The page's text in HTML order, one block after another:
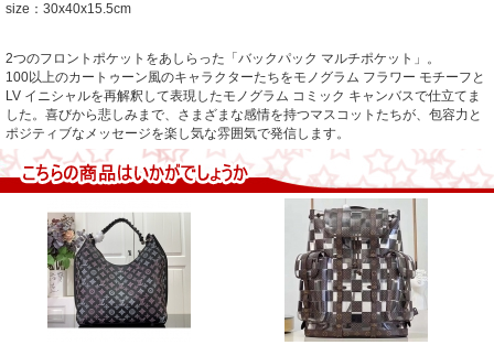
size：30x40x15.5cm
2つのフロントポケットをあしらった「バックパック マルチポケット」。
100以上のカートゥーン風のキャラクターたちをモノグラム フラワー モチーフと
LV イニシャルを再解釈して表現したモノグラム コミック キャンバスで仕立てま
した。喜びから悲しみまで、さまざまな感情を持つマスコットたちが、包容力と
ポジティブなメッセージを楽し気な雰囲気で発信します。